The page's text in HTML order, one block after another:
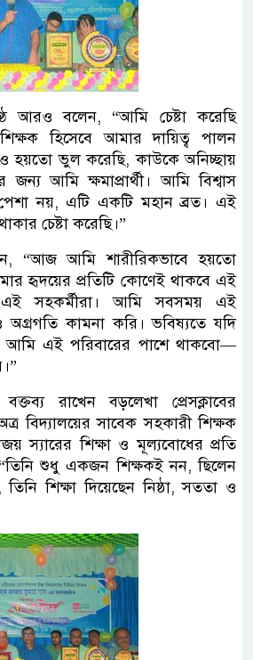
আরও বলেন,“আমি চেষ্টা করেছি
হিসেবে আমার দায়িত্ব পালন
ভুল করেছি, কাউকে অনিচ্ছায়
জন্য আমি ক্ষমাপ্রার্থী। আমি বিশ্বাস
নয়, এটি একটি মহান ব্রত। এই
চেষ্টা করেছি।”
“আজ আমি শারীরিকভাবে হয়তো
হৃদয়ের প্রতিটি কোণেই থাকবে এই
এই সহকর্মীরা। আমি সবসময় এই
অগ্রগতি কামনা করি। ভবিষ্যতে যদি
এই পরিবারের পাশে থাকবো—
রাখেন বড়লেখা প্রেসক্লাবের
বিদ্যালয়ের সাবেক সহকারী শিক্ষক
স্যারের শিক্ষা ও মূল্যবোধের প্রতি
“তিনি শুধু একজন শিক্ষকই নন, ছিলেন
শিক্ষা দিয়েছেন নিষ্ঠা, সততা ও